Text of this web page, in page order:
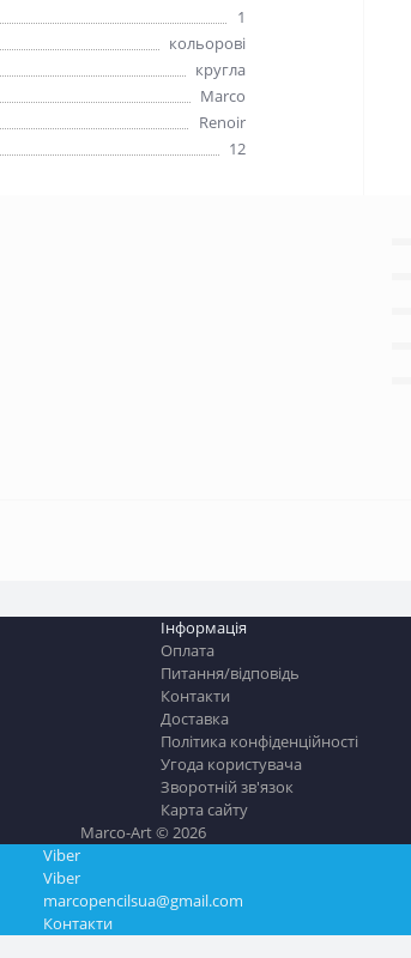
1
кольорові
кругла
Marco
Renoir
12
Інформація
Оплата
Питання/відповідь
Контакти
Доставка
Політика конфіденційності
Угода користувача
Зворотній зв'язок
Карта сайту
Marco-Art © 2026
Viber
Viber
marcopencilsua@gmail.com
Контакти